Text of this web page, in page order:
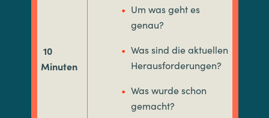
10
Minuten
Um was geht es
genau?
Was sind die aktuellen
Herausforderungen?
Was wurde schon
gemacht?